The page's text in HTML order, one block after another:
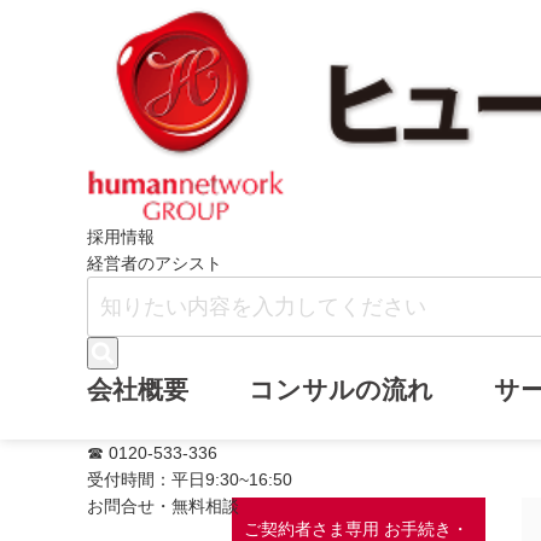
採用情報
経営者のアシスト
会社概要 コンサルの流れ サ
☎ 0120-533-336
受付時間：平日9:30~16:50
お問合せ・無料相談
ご契約者さま専用 お手続き・